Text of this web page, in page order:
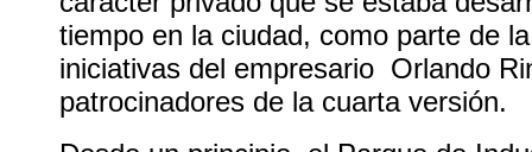
tiempo en la ciudad, como parte de
iniciativas del empresario Orlando
patrocinadores de la cuarta versión.